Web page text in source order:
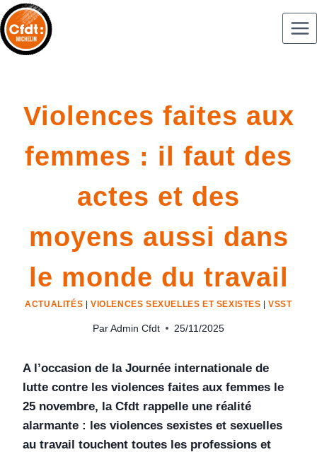
Violences faites aux
femmes : il faut des
actes et des
moyens aussi dans
le monde du travail
ACTUALITÉS |VIOLENCES SEXUELLES ET SEXISTES |VSST
Par Admin Cfdt 25/11/2025
A l’occasion de la Journée internationale de
lutte contre les violences faites aux femmes le
25 novembre, la Cfdt rappelle une réalité
alarmante : les violences sexistes et sexuelles
au travail touchent toutes les professions et